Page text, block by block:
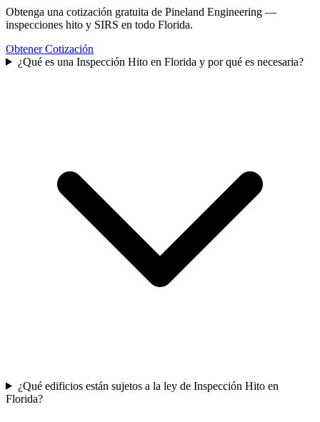
Obtenga una cotización gratuita de Pineland Engineering —
inspecciones hito y SIRS en todo Florida.
Obtener Cotización
¿Qué es una Inspección Hito en Florida y por qué es necesaria?
¿Qué edificios están sujetos a la ley de Inspección Hito en
Florida?